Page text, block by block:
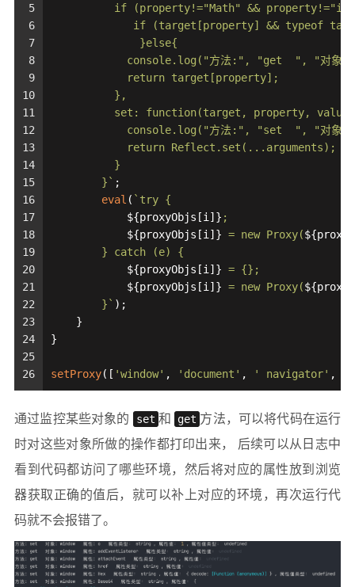
5
6
7
8
9
10
11
12
13
14
15
16
17
18
19
20
21
22
23
24
25
26
if (property!="Math" &&
if (target[property] && typeof
              }else{
console.log("方法:", "get  ", "对象
            return target[property];
          },
set: function(target, property,
console.log("方法:", "set  ", "对象
            return Reflect.set(...arguments);
          }
        }`
;
eval ( `try {
${proxyObjs[i]} ;
${proxyObjs[i]} = new Proxy(
        } catch (e) {
${proxyObjs[i]} = {};
${proxyObjs[i]} = new Proxy(
        }`
);
    }
}
setProxy([ 'window' , 'document' , ' navigator' ,
通过监控某些对象的 set 和 get 方法，可以将代码在运行
时对这些对象所做的操作都打印出来， 后续可以从日志中
看到代码都访问了哪些环境，然后将对应的属性放到浏览
器获取正确的值后，就可以补上对应的环境，再次运行代
码就不会报错了。